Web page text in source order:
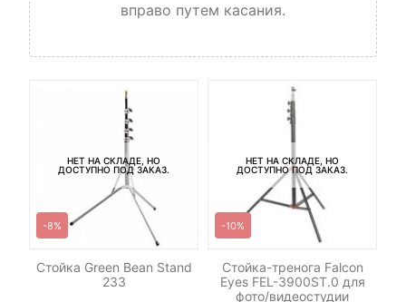
вправо путем касания.
НЕТ НА СКЛАДЕ, НО
ДОСТУПНО ПОД ЗАКАЗ.
-8%
Стойка Green Bean Stand
233
НЕТ НА СКЛАДЕ, НО
ДОСТУПНО ПОД ЗАКАЗ.
-10%
Стойка-тренога Falcon
Eyes FEL-3900ST.0 для
фото/видеостудии